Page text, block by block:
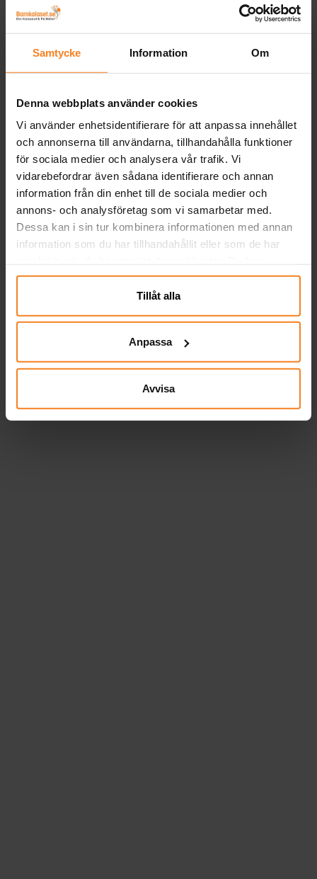
Samtycke Information Om
Denna webbplats använder cookies
Vi använder enhetsidentifierare för att anpassa innehållet
och annonserna till användarna, tillhandahålla funktioner
för sociala medier och analysera vår trafik. Vi
vidarebefordrar även sådana identifierare och annan
information från din enhet till de sociala medier och
annons- och analysföretag som vi samarbetar med.
Dessa kan i sin tur kombinera informationen med annan
information som du har tillhandahållit eller som de har
närsomhelst ändra ditt samtycke.
Tillåt alla
Anpassa
Avvisa